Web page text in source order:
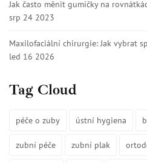
Jak často měnit gumičky na
srp 24 2023
Maxilofaciální chirurgie: Jak vybrat
led 16 2026
Tag Cloud
péče o zuby ústní hygiena
zubní péče zubní plak